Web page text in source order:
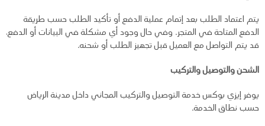
يتم اعتماد الطلب بعد إتمام عملية الدفع أو تأكيد الطلب حسب طريقة
الدفع المتاحة في المتجر. وفي حال وجود أي مشكلة في البيانات أو الدفع،
قد يتم التواصل مع العميل قبل تجهيز الطلب أو شحنه.
الشحن والتوصيل والتركيب
يوفر إيزي بوكس خدمة التوصيل والتركيب المجاني داخل مدينة الرياض
حسب نطاق الخدمة.